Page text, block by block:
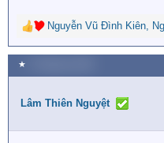
R
e
a
c
i
n
Nguyễn Vũ Đình Kiên,
★
Lâm Thiên Nguyệt